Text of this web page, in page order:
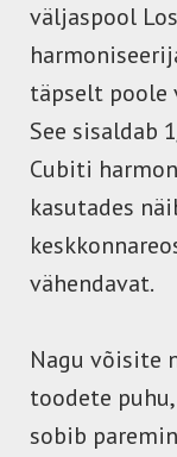
väljaspool
täpselt poole
See sisaldab
Cubiti
kasutades
vähendavat.
Nagu võisite
toodete
sobib